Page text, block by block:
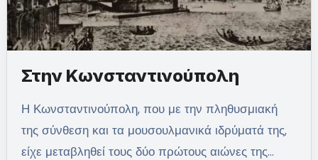
Στην Κωνσταντινούπολη
Η Κωνσταντινούπολη, που με την πληθυσμιακή
της σύνθεση και τα μουσουλμανικά ιδρύματά της,
είχε μεταβληθεί τους δύο πρώτους αιώνες της…